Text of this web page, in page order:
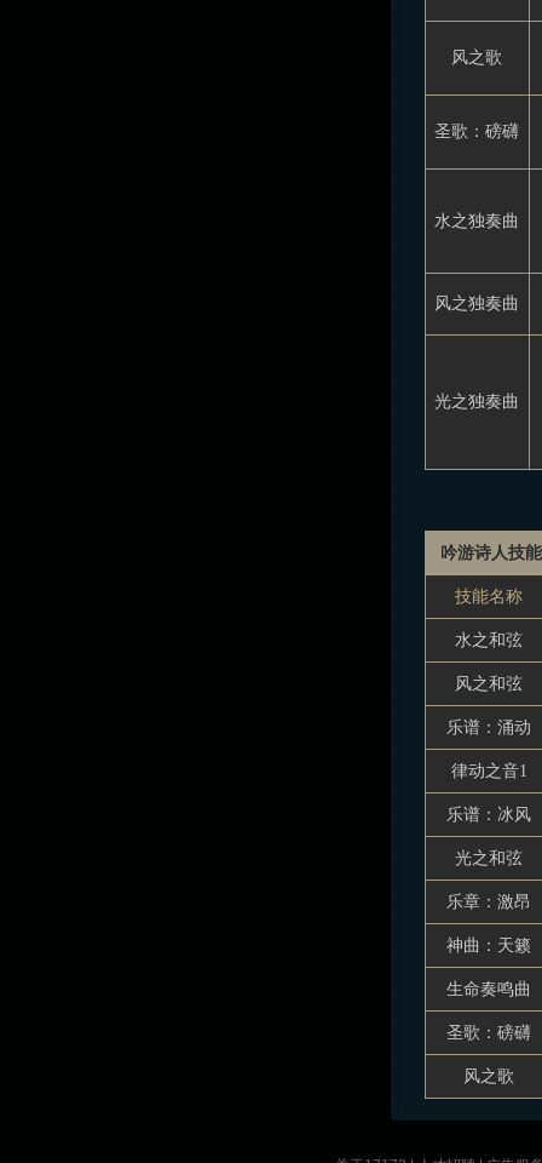
风之歌
圣歌：磅礴
水之独奏曲
风之独奏曲
光之独奏曲
吟游诗人技
技能名称
水之和弦
风之和弦
乐谱：涌动
律动之音1
乐谱：冰风
光之和弦
乐章：激昂
神曲：天籁
生命奏鸣曲
圣歌：磅礴
风之歌